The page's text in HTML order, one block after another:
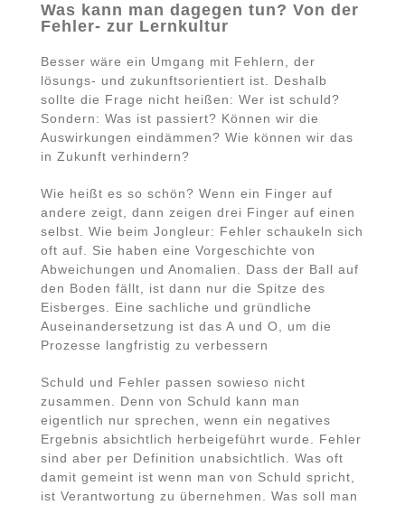
Was kann man dagegen tun? Von der
Fehler- zur Lernkultur
Besser wäre ein Umgang mit Fehlern, der
lösungs- und zukunftsorientiert ist. Deshalb
sollte die Frage nicht heißen: Wer ist schuld?
Sondern: Was ist passiert? Können wir die
Auswirkungen eindämmen? Wie können wir das
in Zukunft verhindern?
Wie heißt es so schön? Wenn ein Finger auf
andere zeigt, dann zeigen drei Finger auf einen
selbst. Wie beim Jongleur: Fehler schaukeln sich
oft auf. Sie haben eine Vorgeschichte von
Abweichungen und Anomalien. Dass der Ball auf
den Boden fällt, ist dann nur die Spitze des
Eisberges. Eine sachliche und gründliche
Auseinandersetzung ist das A und O, um die
Prozesse langfristig zu verbessern
Schuld und Fehler passen sowieso nicht
zusammen. Denn von Schuld kann man
eigentlich nur sprechen, wenn ein negatives
Ergebnis absichtlich herbeigeführt wurde. Fehler
sind aber per Definition unabsichtlich. Was oft
damit gemeint ist wenn man von Schuld spricht,
ist Verantwortung zu übernehmen. Was soll man